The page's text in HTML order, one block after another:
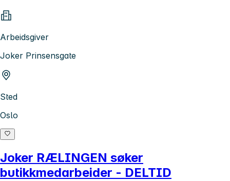
Arbeidsgiver
Joker Prinsensgate
Sted
Oslo
Joker RÆLINGEN søker
butikkmedarbeider - DELTID